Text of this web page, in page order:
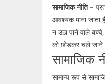
सामाजिक नीति –
आवश्यक माना जाता
न उठा पाने वाले
को छोड़कर चले जाने
सामाजिक
सामान्य रूप से